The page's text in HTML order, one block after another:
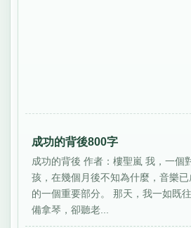
成功的背後800字
成功的背後 作者：樓聖嵐 我，一個
孩，在幾個月後不知為什麼，音樂
的一個重要部分。 那天，我一如既
備拿琴，卻聽老...